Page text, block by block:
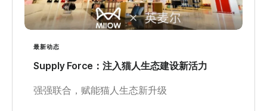
最新动态
Supply Force：注入猫人生态建设新活力
强强联合，赋能猫人生态新升级